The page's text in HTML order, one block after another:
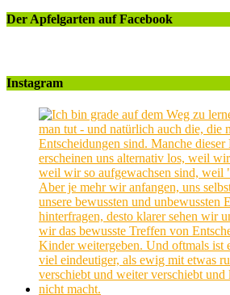
Der Apfelgarten auf Facebook
Instagram